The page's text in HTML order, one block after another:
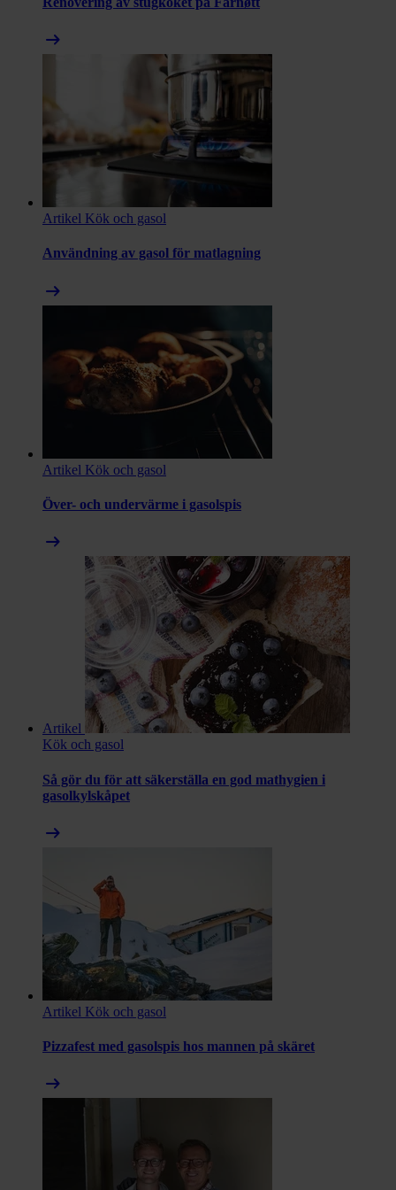
arrow_right_alt
Artikel Kök och gasol
Användning av gasol för matlagning
arrow_right_alt
Artikel Kök och gasol
Över- och undervärme i gasolspis
arrow_right_alt
Artikel
Kök och gasol
Så gör du för att säkerställa en god mathygien i
gasolkylskåpet
arrow_right_alt
Artikel Kök och gasol
Pizzafest med gasolspis hos mannen på skäret
arrow_right_alt